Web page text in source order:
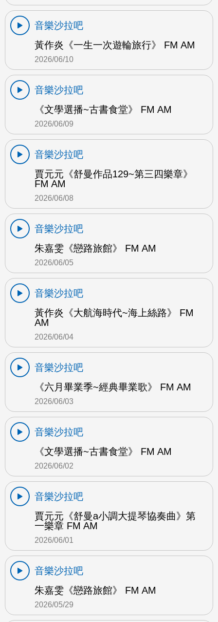
音樂沙拉吧
黃作炎《一生一次遊輪旅行》 FM AM
2026/06/10
音樂沙拉吧
《文學選播~古書食堂》 FM AM
2026/06/09
音樂沙拉吧
賈元元《舒曼作品129~第三四樂章》
FM AM
2026/06/08
音樂沙拉吧
朱嘉雯《戀路旅館》 FM AM
2026/06/05
音樂沙拉吧
黃作炎《大航海時代~海上絲路》 FM
AM
2026/06/04
音樂沙拉吧
《六月畢業季~經典畢業歌》 FM AM
2026/06/03
音樂沙拉吧
《文學選播~古書食堂》 FM AM
2026/06/02
音樂沙拉吧
賈元元《舒曼a小調大提琴協奏曲》第
一樂章 FM AM
2026/06/01
音樂沙拉吧
朱嘉雯《戀路旅館》 FM AM
2026/05/29